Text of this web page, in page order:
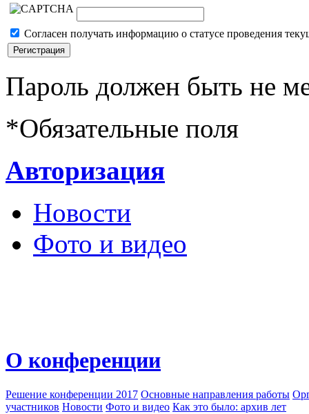
Согласен получать информацию о статусе проведения
Пароль должен быть не
*Обязательные поля
Авторизация
Новости
Фото и видео
О конференции
Решение конференции 2017 Основные направления работы
участников Новости Фото и видео Как это было: архив лет